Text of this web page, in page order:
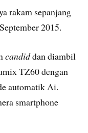
rakam sepanjang
2015.
candiddan diambil
TZ60 dengan
automatik Ai.
smartphone